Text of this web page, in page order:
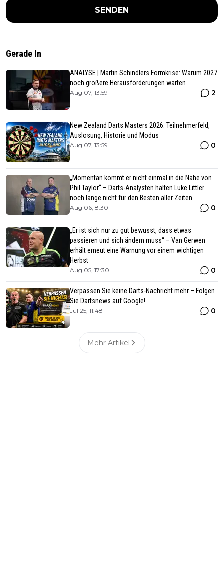
SENDEN
Gerade In
ANALYSE | Martin Schindlers Formkrise: Warum 2027
noch größere Herausforderungen warten
Aug 07, 13:59 2
New Zealand Darts Masters 2026: Teilnehmerfeld,
Auslosung, Historie und Modus
Aug 07, 13:59 0
„Momentan kommt er nicht einmal in die Nähe von
Phil Taylor“ – Darts-Analysten halten Luke Littler
noch lange nicht für den Besten aller Zeiten
Aug 06, 8:30 0
„Er ist sich nur zu gut bewusst, dass etwas
passieren und sich ändern muss“ – Van Gerwen
erhält erneut eine Warnung vor einem wichtigen
Herbst
Aug 05, 17:30 0
Verpassen Sie keine Darts-Nachricht mehr – Folgen
Sie Dartsnews auf Google!
Jul 25, 11:48 0
Mehr Artikel